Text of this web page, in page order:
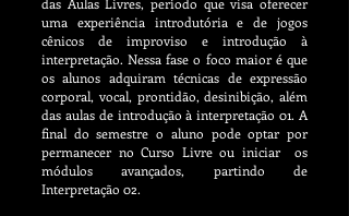
uma experiência introdutória e de jogos
cênicos de improviso e introdução à
interpretação. Nessa fase o foco maior é que
os alunos adquiram técnicas de expressão
corporal, vocal, prontidão, desinibição, além
das aulas de introdução à interpretação 01. A
final do semestre o aluno pode optar por
permanecer no Curso Livre ou iniciar os
módulos avançados, partindo de
Interpretação 02.